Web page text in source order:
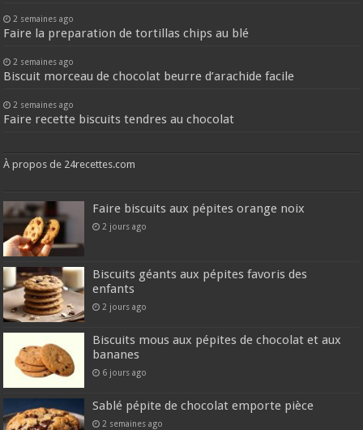
2 semaines ago
Faire la preparation de tortillas chips au blé
2 semaines ago
Biscuit morceau de chocolat beurre d’arachide facile
2 semaines ago
Faire recette biscuits tendres au chocolat
À propos de 24recettes.com
Faire biscuits aux pépites orange noix
2 jours ago
Biscuits géants aux pépites favoris des
enfants
2 jours ago
Biscuits mous aux pépites de chocolat et aux
bananes
6 jours ago
Sablé pépite de chocolat emporte pièce
2 semaines ago